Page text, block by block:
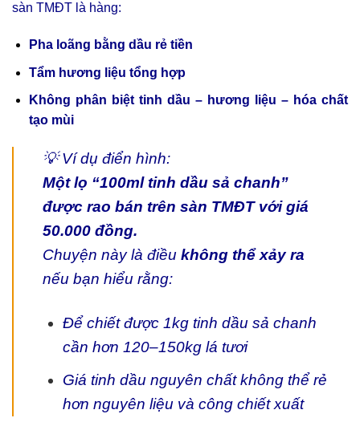
sàn TMĐT là hàng:
Pha loãng bằng dầu rẻ tiền
Tẩm hương liệu tổng hợp
Không phân biệt tinh dầu – hương liệu – hóa chất
tạo mùi
💡 Ví dụ điển hình:
Một lọ “100ml tinh dầu sả chanh”
được rao bán trên sàn TMĐT với giá
50.000 đồng.
Chuyện này là điều không thể xảy ra
nếu bạn hiểu rằng:
Để chiết được 1kg tinh dầu sả chanh
cần hơn 120–150kg lá tươi
Giá tinh dầu nguyên chất không thể rẻ
hơn nguyên liệu và công chiết xuất